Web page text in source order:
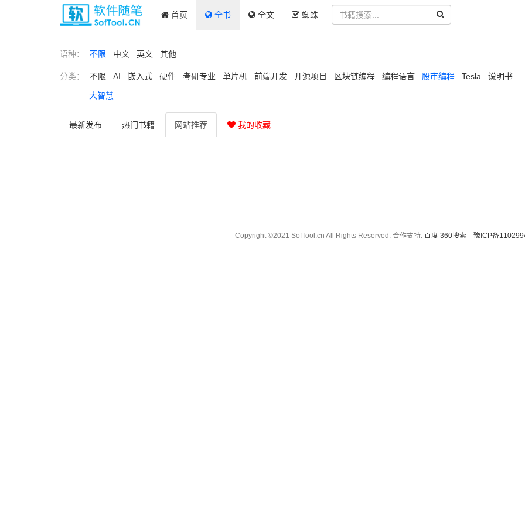
首页 全书 全文 蜘蛛
语种： 不限 中文 英文 其他
分类： 不限 AI 嵌入式 硬件 考研专业 单片机 前端开发 开源项目 区块链编程 编程语言 股市编程 Tesla 说明书
大智慧
最新发布 热门书籍 网站推荐 我的收藏
Copyright ©2021 SofTool.cn All Rights Reserved. 合作支持: 百度 360搜索 豫ICP备